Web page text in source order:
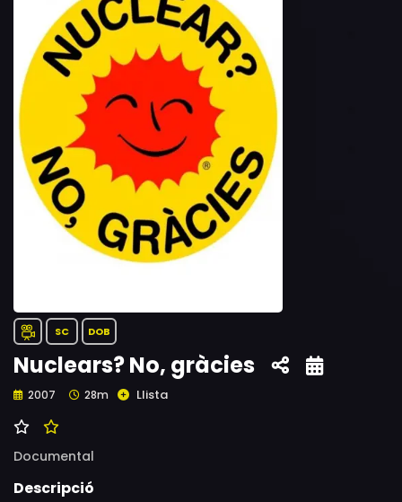
SC DOB
Nuclears? No, gràcies
2007 28m Llista
Documental
Descripció